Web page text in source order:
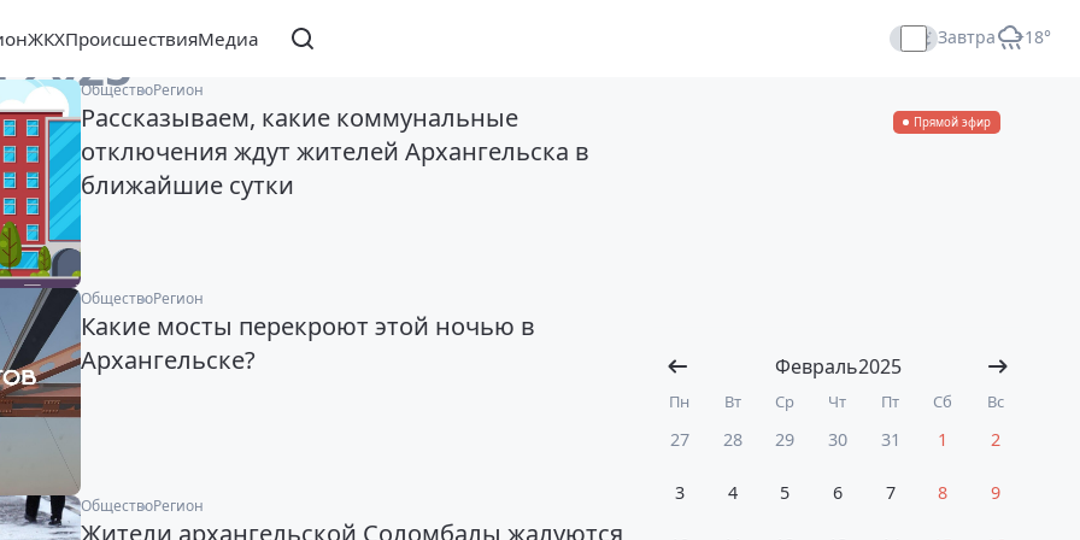
ЖКХПроисшествияМедиа Завтра +18°
2025
ОбществоРегион
Рассказываем, какие коммунальные
отключения ждут жителей Архангельска в
ближайшие сутки
ОбществоРегион
Какие мосты перекроют этой ночью в
Архангельске?
ОбществоРегион
Жители архангельской Соломбалы жалуются
Прямой эфир
Февраль2025
Пн Вт Ср Чт Пт Сб Вс
27 28 29 30 31 1 2
3 4 5 6 7 8 9